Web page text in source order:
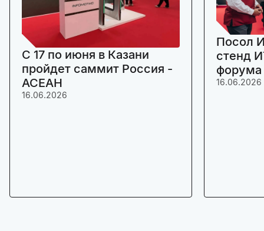
C 17 по июня в Казани
пройдет саммит Россия -
АСЕАН
16.06.2026
Посол
стенд
16.06.2026